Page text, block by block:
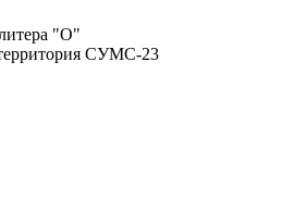
"О"
СУМС-23